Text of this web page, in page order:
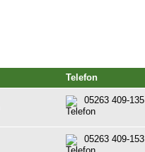
Telefon
05263 409-135
05263 409-153